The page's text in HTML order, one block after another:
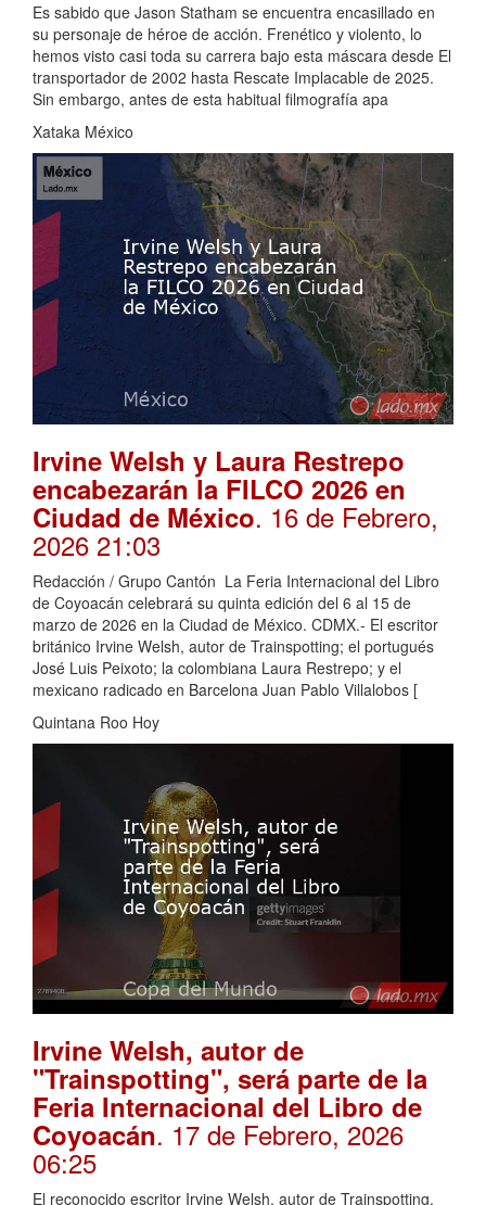
Es sabido que Jason Statham se encuentra encasillado en
su personaje de héroe de acción. Frenético y violento, lo
hemos visto casi toda su carrera bajo esta máscara desde El
transportador de 2002 hasta Rescate Implacable de 2025.
Sin embargo, antes de esta habitual filmografía apa
Xataka México
Irvine Welsh y Laura Restrepo
encabezarán la FILCO 2026 en
Ciudad de México. 16 de Febrero,
2026 21:03
Redacción / Grupo Cantón La Feria Internacional del Libro
de Coyoacán celebrará su quinta edición del 6 al 15 de
marzo de 2026 en la Ciudad de México. CDMX.- El escritor
británico Irvine Welsh, autor de Trainspotting; el portugués
José Luis Peixoto; la colombiana Laura Restrepo; y el
mexicano radicado en Barcelona Juan Pablo Villalobos [
Quintana Roo Hoy
Irvine Welsh, autor de
"Trainspotting", será parte de la
Feria Internacional del Libro de
Coyoacán. 17 de Febrero, 2026
06:25
El reconocido escritor Irvine Welsh, autor de Trainspotting,